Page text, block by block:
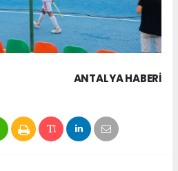
ANTALYA HABERİ